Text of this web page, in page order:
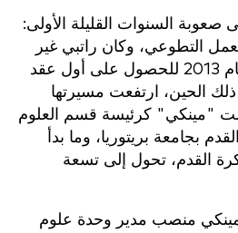
السنوات القليلة الأولى:
التطوعي، وكان راتبي غير
موجود. انتظرت حتى عام 2013 للحصول على أول عقد
الحين، ارتفعت مسيرتها
"مينكي" كرئيسة قسم العلوم
بجامعة بريتوريا، وما بدأ
القدم، تحول إلى تسعة
تشغل مينكي منصب مدير وحدة علوم